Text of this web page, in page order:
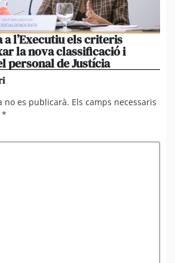
a l’Executiu els criteris
la nova classificació i
personal de Justícia
no es publicarà. Els camps necessaris
*